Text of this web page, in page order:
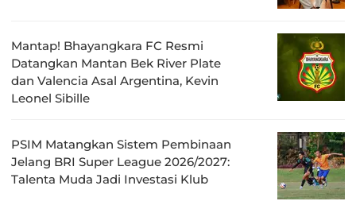
Mantap! Bhayangkara FC Resmi
Datangkan Mantan Bek River Plate
dan Valencia Asal Argentina, Kevin
Leonel Sibille
PSIM Matangkan Sistem Pembinaan
Jelang BRI Super League 2026/2027:
Talenta Muda Jadi Investasi Klub